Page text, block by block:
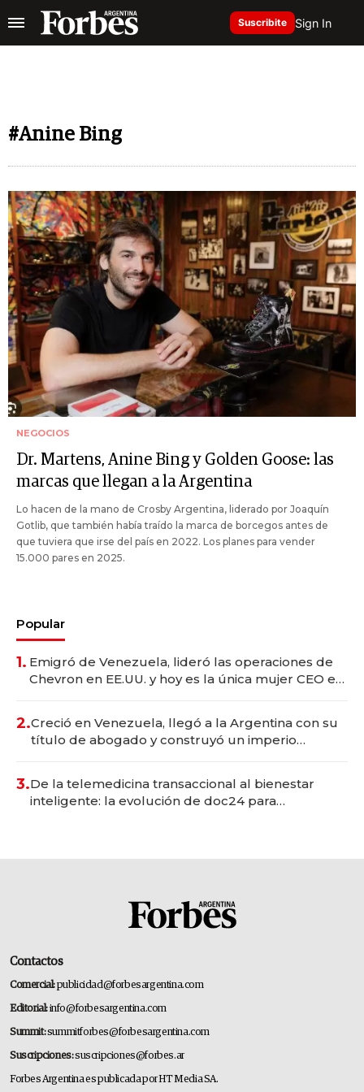
Suscribite Sign In
#Anine Bing
NEGOCIOS
Dr. Martens, Anine Bing y Golden Goose: las
marcas que llegan a la Argentina
Lo hacen de la mano de Crosby Argentina, liderado por Joaquín
Gotlib, que también había traído la marca de borcegos antes de
que tuviera que irse del país en 2022. Los planes para vender
15.000 pares en 2025.
Popular
1. Emigró de Venezuela, lideró las operaciones de
Chevron en EE.UU. y hoy es la única mujer CEO en
2.Creció en Venezuela, llegó a la Argentina con su
título de abogado y construyó un imperio
3.De la telemedicina transaccional al bienestar
inteligente: la evolución de doc24 para
Contactos
Comercial:publicidad@forbesargentina.com
Editorial:info@forbesargentina.com
Summit:summitforbes@forbesargentina.com
Suscripciones:suscripciones@forbes.ar
Forbes Argentina es publicada por HT Media SA.